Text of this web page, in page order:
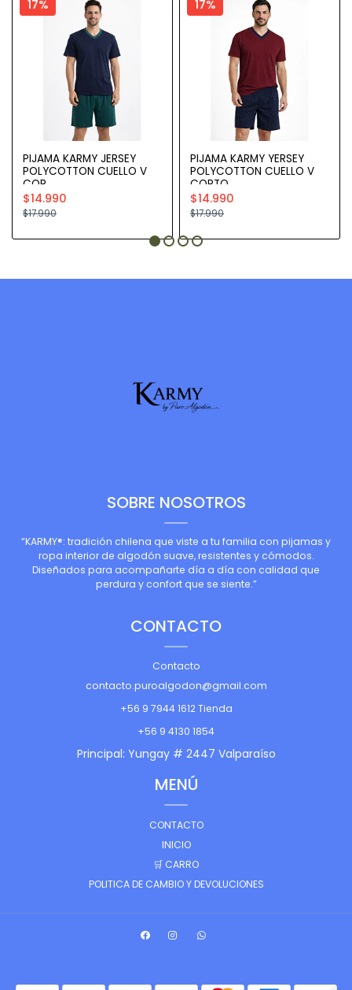
17%
PIJAMA KARMY JERSEY
POLYCOTTON CUELLO V
COR..
$14.990
$17.990
17%
PIJAMA KARMY YERSEY
POLYCOTTON CUELLO V
CORTO
$14.990
$17.990
SOBRE NOSOTROS
“KARMY®: tradición chilena que viste a tu familia con pijamas y
ropa interior de algodón suave, resistentes y cómodos.
Diseñados para acompañarte día a día con calidad que
perdura y confort que se siente.”
CONTACTO
Contacto
contacto.puroalgodon@gmail.com
+56 9 7944 1612 Tienda
+56 9 4130 1854
Principal: Yungay # 2447 Valparaíso
MENÚ
CONTACTO
INICIO
🛒 CARRO
POLITICA DE CAMBIO Y DEVOLUCIONES